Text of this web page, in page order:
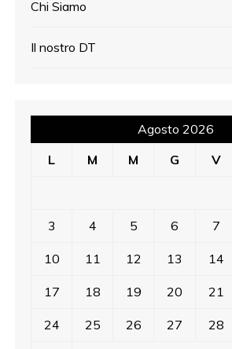
Chi Siamo
Il nostro DT
Agosto 2026
L
M M G V
3 4 5 6 7
10 11 12 13 14
17 18 19 20 21
24 25 26 27 28